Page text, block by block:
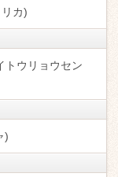
カ)
トウリョウセン
)